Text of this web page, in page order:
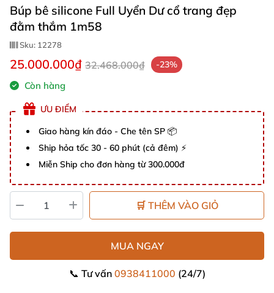
Búp bê silicone Full Uyển Dư cổ trang đẹp
đằm thắm 1m58
Sku: 12278
25.000.000₫ 32.468.000₫ -23%
Còn hàng
ƯU ĐIỂM
Giao hàng kín đáo - Che tên SP 📦
Ship hỏa tốc 30 - 60 phút (cả đêm) ⚡
Miễn Ship cho đơn hàng từ 300.000đ
🛒 THÊM VÀO GIỎ
MUA NGAY
📞 Tư vấn 0938411000 (24/7)